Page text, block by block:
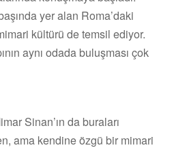
yer alan Roma’daki
kültürü de temsil ediyor.
aynı odada buluşması çok
Sinan’ın da buraları
ama kendine özgü bir mimari